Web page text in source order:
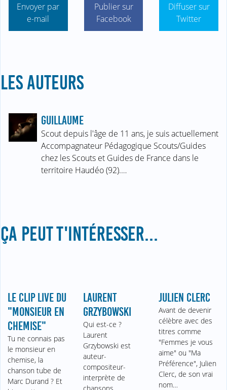
Envoyer par
e-mail
Publier sur
Facebook
Diffuser sur
Twitter
LES AUTEURS
GUILLAUME
Scout depuis l'âge de 11 ans, je suis actuellement
Accompagnateur Pédagogique Scouts/Guides
chez les Scouts et Guides de France dans le
territoire Haudéo (92).…
ÇA PEUT T'INTÉRESSER...
LE CLIP LIVE DU
"MONSIEUR EN
CHEMISE"
Tu ne connais pas
le monsieur en
chemise, la
chanson tube de
Marc Durand ? Et
LAURENT
GRZYBOWSKI
Qui est-ce ?
Laurent
Grzybowski est
auteur-
compositeur-
interprète de
chansons
JULIEN CLERC
Avant de devenir
célèbre avec des
titres comme
"Femmes je vous
aime" ou "Ma
Préférence", Julien
Clerc, de son vrai
nom…